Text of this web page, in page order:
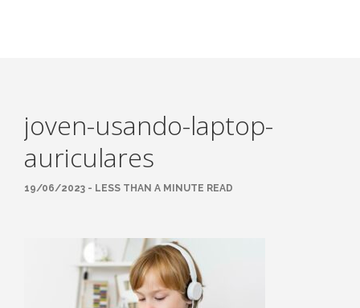
ACCESO A PLATAFORMAS
CAMPUS VIRTUAL FPE
joven-usando-laptop-
auriculares
19/06/2023 - LESS THAN A MINUTE READ